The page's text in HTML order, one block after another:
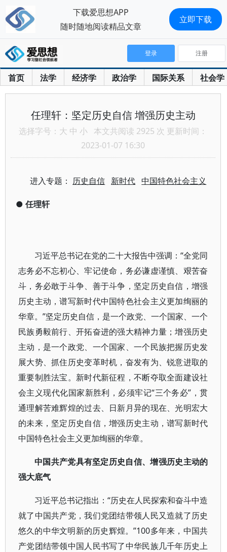
首页 法学 经济学 政治学 国际关系 社会学
登录 注册
任理轩：坚定历史自信 增强历史主动
选择字号： 大 中 小 本文共阅读 2925 次 更新时间：
2023-01-07 16:30
进入专题： 历史自信 新时代 中国特色社会主义
● 任理轩
习近平总书记在党的二十大报告中强调：“全党同
志务必不忘初心、牢记使命，务必谦虚谨慎、艰苦奋
斗，务必敢于斗争、善于斗争，坚定历史自信，增强
历史主动，谱写新时代中国特色社会主义更加绚丽的
华章。”坚定历史自信，是一个政党、一个国家、一个
民族勇毅前行、开拓奋进的强大精神力量；增强历史
主动，是一个政党、一个国家、一个民族把握历史发
展大势、抓住历史变革时机，奋发有为、锐意进取的
重要制胜法宝。新时代新征程，不断夺取全面建设社
会主义现代化国家新胜利，必须牢记“三个务必”，贯
通理解苦难辉煌的过去、日新月异的现在、光明宏大
的未来，坚定历史自信，增强历史主动，谱写新时代
中国特色社会主义更加绚丽的华章。
中国共产党具有坚定历史自信、增强历史主动的
强大底气
习近平总书记指出：“历史在人民探索和奋斗中造
就了中国共产党，我们党团结带领人民又造就了历史
悠久的中华文明新的历史辉煌。”100多年来，中国共
产党团结带领中国人民书写了中华民族几千年历史上
下载爱思想APP
随时随地阅读精品文章
立即下载